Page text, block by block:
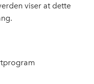
viser at dette